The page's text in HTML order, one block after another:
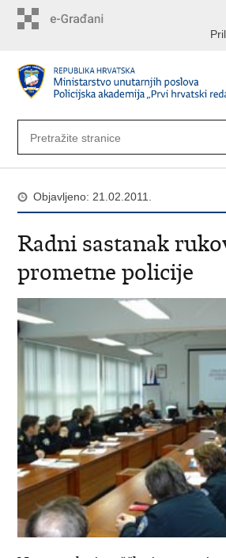
Objavljeno: 21.02.2011.
Radni sastanak
prometne policije